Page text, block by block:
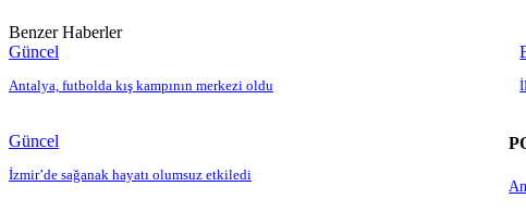
Benzer Haberler
Güncel
Antalya, futbolda kış kampının merkezi oldu
Güncel
İzmir’de sağanak hayatı olumsuz etkiledi